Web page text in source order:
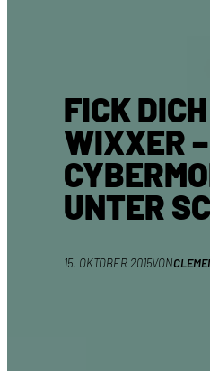
FICK
WIXXER –
UNTER
15. OKTOBER 2015VON